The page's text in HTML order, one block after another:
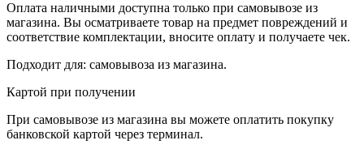
Оплата наличными доступна только при самовывозе из
магазина. Вы осматриваете товар на предмет повреждений и
соответствие комплектации, вносите оплату и получаете чек.
Подходит для: самовывоза из магазина.
Картой при получении
При самовывозе из магазина вы можете оплатить покупку
банковской картой через терминал.